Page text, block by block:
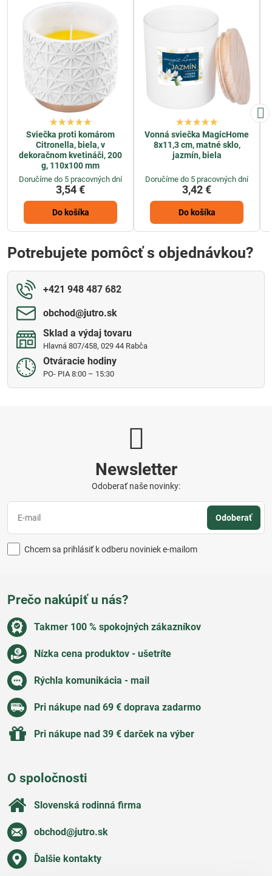
Sviečka proti komárom
Citronella, biela, v
dekoračnom kvetináči, 200
g, 110x100 mm
Doručíme do 5 pracovných dní
3,54 €
Do košíka
Vonná sviečka MagicHome
8x11,3 cm, matné sklo,
jazmín, biela
Doručíme do 5 pracovných dní
3,42 €
Do košíka
Potrebujete pomôcť s objednávkou?
+421 948 487 682
obchod​@jutro​.sk
Sklad a výdaj tovaru
Hlavná 807/458, 029 44 Rabča
Otváracie hodiny
PO- PIA 8:00 – 15:30
Newsletter
Odoberať naše novinky:
Odoberať
Chcem sa prihlásiť k odberu noviniek e-mailom
Prečo nakúpiť u nás?
Takmer 100 % spokojných zákazníkov
Nízka cena produktov - ušetríte
Rýchla komunikácia - mail
Pri nákupe nad 69 € doprava zadarmo
Pri nákupe nad 39 € darček na výber
O spoločnosti
Slovenská rodinná firma
obchod​@jutro​.sk
Ďalšie kontakty